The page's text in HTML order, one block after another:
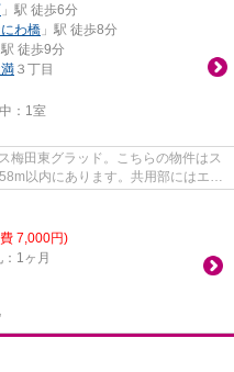
」駅 徒歩6分
わ橋 」駅 徒歩8分
駅 徒歩9分
３丁目
： 1室
梅田東グラッド。こちらの物件はス
以内にあります。共用部にはエレ
7,000円)
1ヶ月